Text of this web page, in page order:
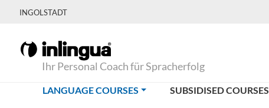
INGOLSTADT
Ihr Personal Coach für Spracherfolg
LANGUAGE COURSES(CURRENT)SUBSIDISED COURSES